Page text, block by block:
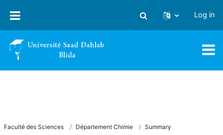
Toggle search input
Log in
Faculté des Sciences Département Chimie Summary